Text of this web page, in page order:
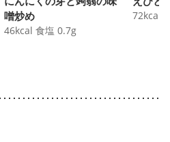
噌炒め
46kcal 食塩 0.7g
72kcal